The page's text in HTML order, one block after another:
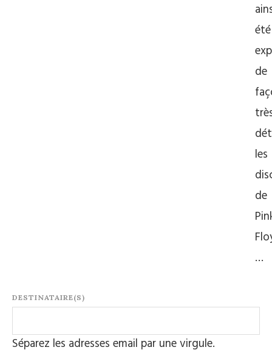
été
de
les
de
…
DESTINATAIRE(S)
Séparez les adresses email par une virgule.